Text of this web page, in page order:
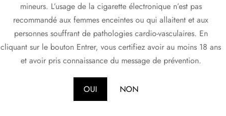
mineurs. L’usage de la cigarette électronique n’est pas
recommandé aux femmes enceintes ou qui allaitent et aux
personnes souffrant de pathologies cardio-vasculaires. En
cliquant sur le bouton Entrer, vous certifiez avoir au moins 18 ans
et avoir pris connaissance du message de prévention.
OUI NON